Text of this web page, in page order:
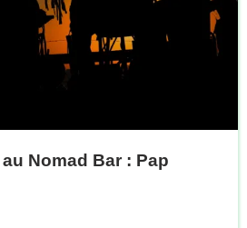
Nomad Bar : Pap